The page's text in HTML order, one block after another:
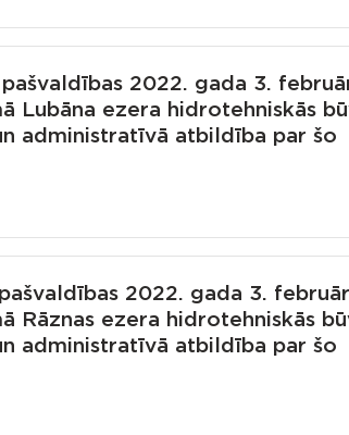
2022. gada 3.
Lubāna ezera hidrotehniskās
administratīvā atbildība par šo
2022. gada 3.
Rāznas ezera hidrotehniskās
administratīvā atbildība par šo